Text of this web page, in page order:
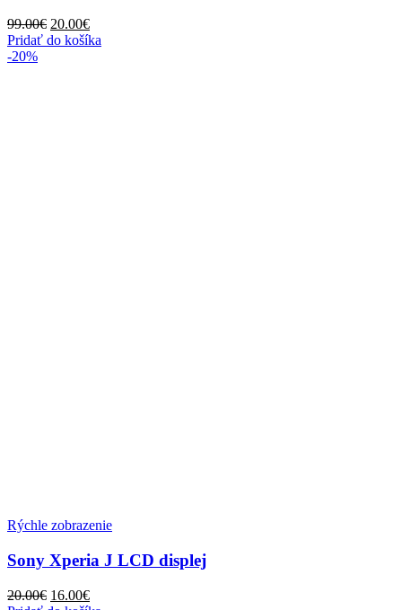
99.00€ Pôvodná
cena
20.00€Aktuálna
cena
Pridať do košíka
-20%
Rýchle zobrazenie
Sony Xperia J LCD displej
20.00€ Pôvodná
16.00€Aktuálna